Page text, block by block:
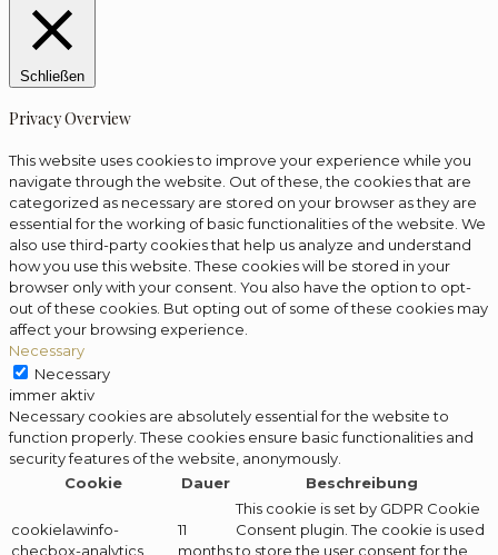
Schließen
Privacy Overview
This website uses cookies to improve your experience while you
navigate through the website. Out of these, the cookies that are
categorized as necessary are stored on your browser as they are
essential for the working of basic functionalities of the website. We
also use third-party cookies that help us analyze and understand
how you use this website. These cookies will be stored in your
browser only with your consent. You also have the option to opt-
out of these cookies. But opting out of some of these cookies may
affect your browsing experience.
Necessary
Necessary
immer aktiv
Necessary cookies are absolutely essential for the website to
function properly. These cookies ensure basic functionalities and
security features of the website, anonymously.
Cookie
Dauer Beschreibung
cookielawinfo-
checbox-analytics
11
months
This cookie is set by GDPR Cookie
Consent plugin. The cookie is used
to store the user consent for the